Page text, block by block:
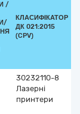
/
КЛАСИФІКАТОР
ДК 021:2015
(CPV)
30232110-8
Лазерні
принтери